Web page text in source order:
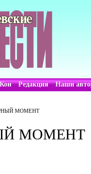
Редакция Наши
МОМЕНТ
МОМЕНТ